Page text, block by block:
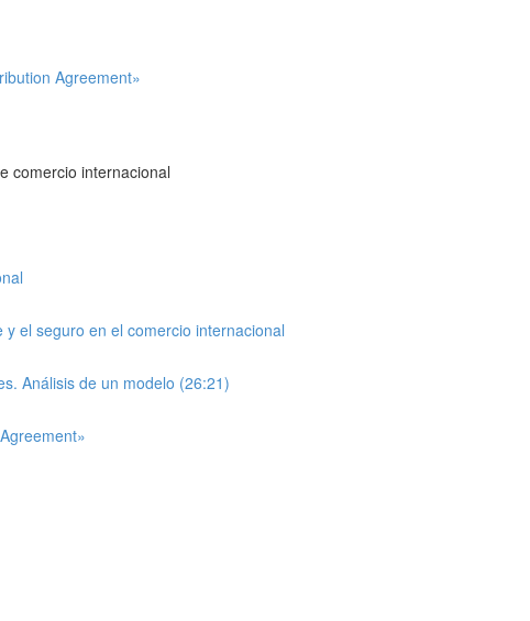
Agreement»
comercio internacional
el seguro en el comercio internacional
Análisis de un modelo (26:21)